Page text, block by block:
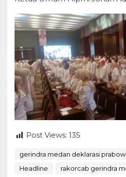
Post Views: 135
gerindra medan deklarasi
Headline
rakorcab gerindra